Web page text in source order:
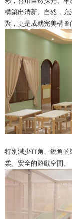
構築出清新、自然，
聚，更是成就完美構圖
特別減少直角、銳角
柔、安全的遊戲空間。